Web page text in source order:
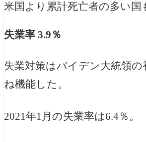
米国より累計死亡者の多い国
失業率 3.9％
失業対策はバイデン大統領
ね機能した。
2021年1月の失業率は6.4％。